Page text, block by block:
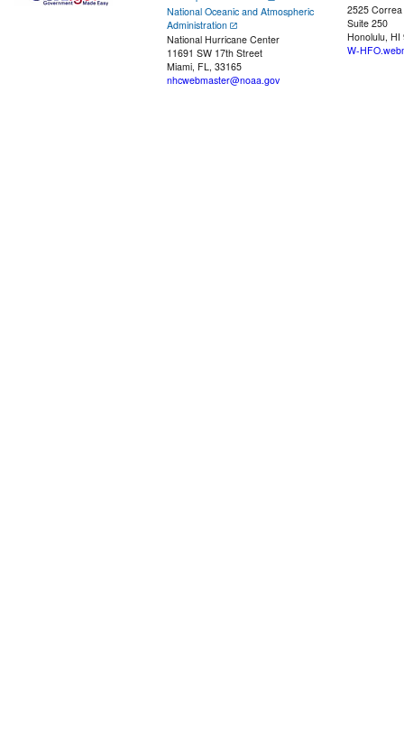
National Oceanic and Atmospheric
Administration
National Hurricane Center
11691 SW 17th Street
Miami, FL, 33165
nhcwebmaster@noaa.gov
2525
Suite 250
Honolulu, HI
W-